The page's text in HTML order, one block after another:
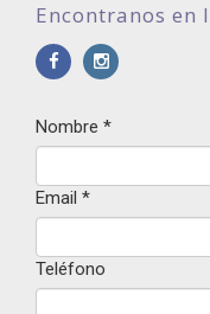
Encontranos en
Nombre *
Email *
Teléfono